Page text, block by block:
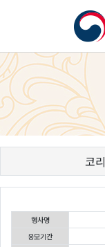
코
행사명
응모기간